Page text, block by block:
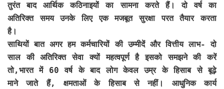
तुरंत बाद आर्थिक कठिनाइयों का सामना करते हैं। दो वर्ष का
अतिरिक्त समय उनके लिए एक मजबूत सुरक्षा परत तैयार करता
है।
साथियों बात अगर हम कर्मचारियों की उम्मीदें और वित्तीय लाभ- दो
साल की अतिरिक्त सेवा क्यों महत्वपूर्ण है इसको समझने की करें
तो,भारत में 60 वर्ष के बाद लोग केवल उम्र के हिसाब से बूढ़े
माने जाते हैं, क्षमताओं के हिसाब से नहीं। आधुनिक कार्य